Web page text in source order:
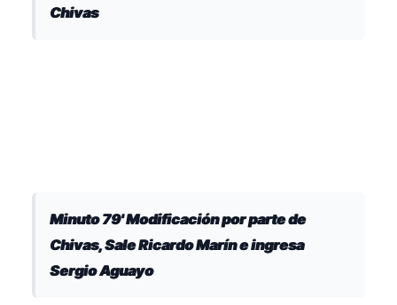
Chivas
Minuto 79' Modificación por parte de
Chivas, Sale Ricardo Marín e ingresa
Sergio Aguayo